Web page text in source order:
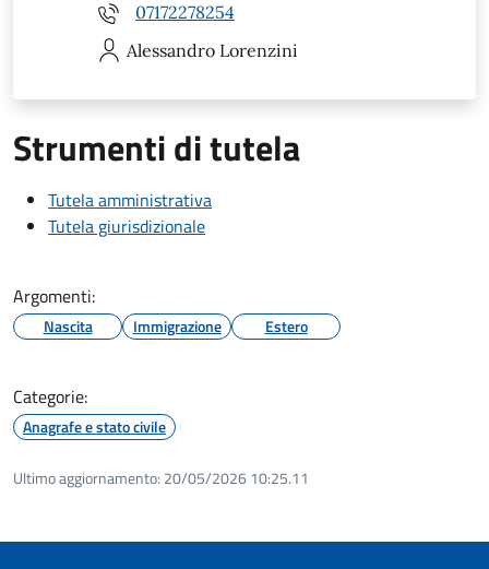
07172278254
Alessandro Lorenzini
Strumenti di tutela
Tutela amministrativa
Tutela giurisdizionale
Argomenti:
Nascita Immigrazione Estero
Categorie:
Anagrafe e stato civile
Ultimo aggiornamento: 20/05/2026 10:25.11